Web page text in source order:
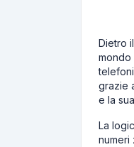
Dietro
mondo
grazie
e la
La
numeri